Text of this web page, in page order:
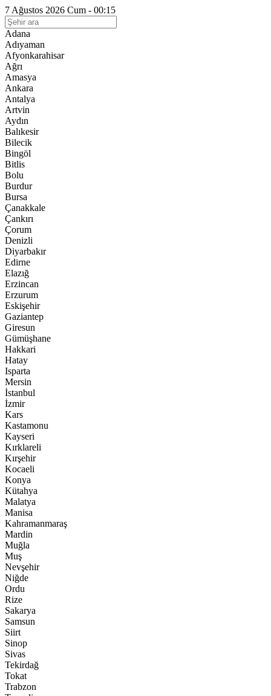
7 Ağustos 2026 Cum - 00:15
Adana
Adıyaman
Afyonkarahisar
Ağrı
Amasya
Ankara
Antalya
Artvin
Aydın
Balıkesir
Bilecik
Bingöl
Bitlis
Bolu
Burdur
Bursa
Çanakkale
Çankırı
Çorum
Denizli
Diyarbakır
Edirne
Elazığ
Erzincan
Erzurum
Eskişehir
Gaziantep
Giresun
Gümüşhane
Hakkari
Hatay
Isparta
Mersin
İstanbul
İzmir
Kars
Kastamonu
Kayseri
Kırklareli
Kırşehir
Kocaeli
Konya
Kütahya
Malatya
Manisa
Kahramanmaraş
Mardin
Muğla
Muş
Nevşehir
Niğde
Ordu
Rize
Sakarya
Samsun
Siirt
Sinop
Sivas
Tekirdağ
Tokat
Trabzon